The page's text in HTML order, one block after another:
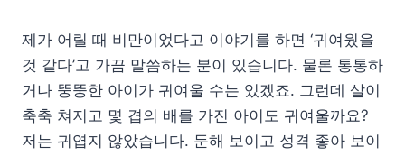
제가 어릴 때 비만이었다고 이야기를 하면 ‘귀여웠을
것 같다’고 가끔 말씀하는 분이 있습니다. 물론 통통하
거나 뚱뚱한 아이가 귀여울 수는 있겠죠. 그런데 살이
축축 쳐지고 몇 겹의 배를 가진 아이도 귀여울까요?
저는 귀엽지 않았습니다. 둔해 보이고 성격 좋아 보이